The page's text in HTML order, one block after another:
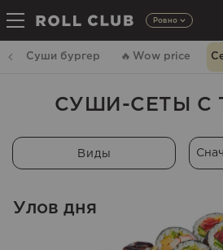
Ровно
Суши бургер 🔥 Wow price
СУШИ-СЕТЫ С
Виды
Улов дня